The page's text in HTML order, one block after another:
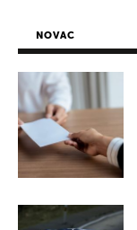
NOVAC